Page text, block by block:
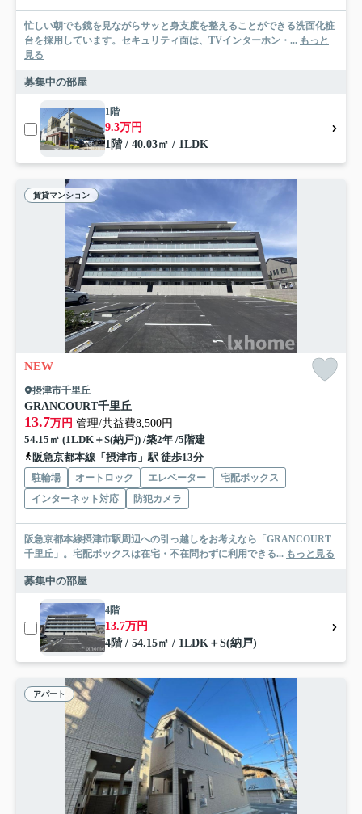
忙しい朝でも鏡を見ながらサッと身支度を整えることができる洗面化粧
台を採用しています。セキュリティ面は、TVインターホン・... もっと
見る
募集中の部屋
1階
9.3万円
1階 / 40.03㎡ / 1LDK
賃貸マンション
NEW
摂津市千里丘
GRANCOURT千里丘
13.7万円 管理/共益費8,500円
54.15㎡ (1LDK＋S(納戸)) /築2年 /5階建
阪急京都本線「摂津市」駅 徒歩13分
駐輪場 オートロック エレベーター
宅配ボックス
インターネット対応
防犯カメラ
阪急京都本線摂津市駅周辺への引っ越しをお考えなら「GRANCOURT
千里丘」。宅配ボックスは在宅・不在問わずに利用できる... もっと見る
募集中の部屋
4階
13.7万円
4階 / 54.15㎡ / 1LDK＋S(納戸)
アパート